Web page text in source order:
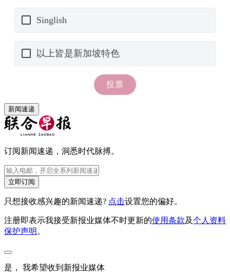
新闻速递
订阅新闻速递，洞悉时代脉搏。
立即订阅
只想接收感兴趣的新闻速递? 点击设置您的偏好。
注册即表示我接受新报业媒体不时更新的使用条款及个人资料
保护声明 。
是， 我希望收到新报业媒体